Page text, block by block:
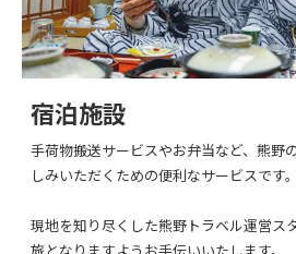
宿泊施設
手荷物搬送サービスやお弁当など、熊野
しみいただくための便利なサービスです。
現地を知り尽くした熊野トラベル運営ス
旅となりますようお手伝いいたします。